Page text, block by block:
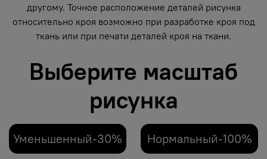
другому. Точное расположение деталей рисунка
относительно кроя возможно при разработке кроя под
ткань или при печати деталей кроя на ткани.
Выберите масштаб
рисунка
Уменьшенный-30% Нормальный-100%